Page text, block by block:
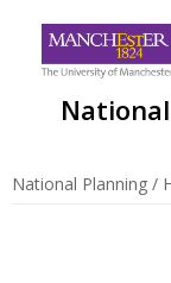
National Planning /